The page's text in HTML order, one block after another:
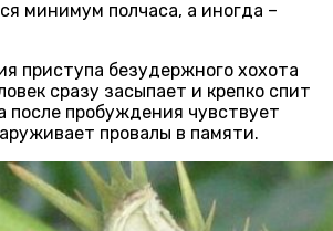
минимум полчаса, а иногда –
приступа безудержного хохота
сразу засыпает и крепко спит
после пробуждения чувствует
провалы в памяти.